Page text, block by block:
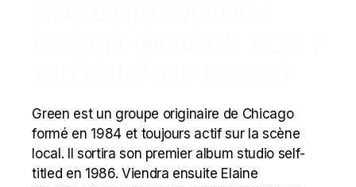
Green est un groupe originaire de Chicago
formé en 1984 et toujours actif sur la scène
local. Il sortira son premier album studio self-
titled en 1986. Viendra ensuite Elaine